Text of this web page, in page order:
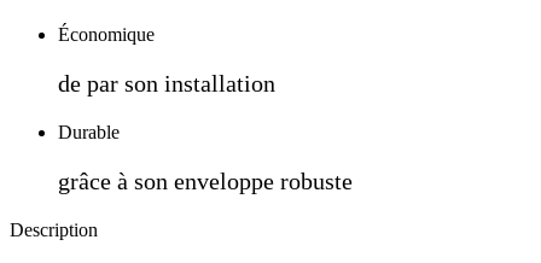
Économique
de par son installation
Durable
grâce à son enveloppe robuste
Description